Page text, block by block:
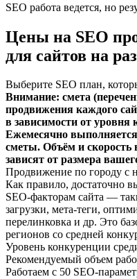
SEO работа ведется, но
Цены на SEO
для сайтов на
Выберите SEO план,
Внимание: смета
продвижения каждого
в зависимости от
Ежемесячно
сметы. Объём и
зависят от размера
Продвижение по городу с
Как правило, достаточно
SEO-факторам сайта —
загрузки, мета-теги,
перелинковка и др. Это
регионов со средней
Уровень конкуренции
Рекомендуемый объем
Работаем с 50 SEO-